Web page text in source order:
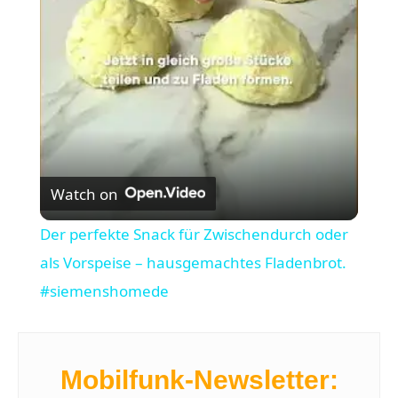
l
a
y
V
i
o
Watch on
Der perfekte Snack für Zwischendurch oder
als Vorspeise – hausgemachtes Fladenbrot.
#siemenshomede
Mobilfunk-Newsletter: